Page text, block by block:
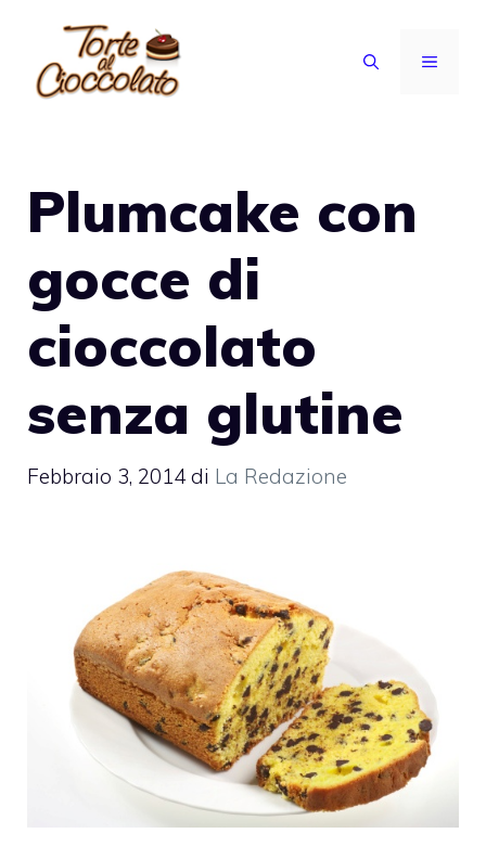
contenuto
MENU
Plumcake con
gocce di
cioccolato
senza glutine
Febbraio 3, 2014 di La Redazione